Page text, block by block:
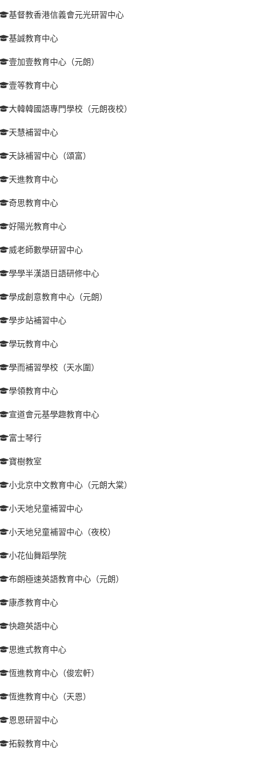
基督教香港信義會元光研習中心
基誠教育中心
壹加壹教育中心（元朗）
壹等教育中心
大韓韓國語專門學校（元朗夜校）
天慧補習中心
天詠補習中心（頌富）
天進教育中心
奇思教育中心
好陽光教育中心
威老師數學研習中心
學學半漢語日語研修中心
學成創意教育中心（元朗）
學步站補習中心
學玩教育中心
學而補習學校（天水圍）
學領教育中心
宣道會元基學趣教育中心
富士琴行
寶樹教室
小北京中文教育中心（元朗大棠）
小天地兒童補習中心
小天地兒童補習中心（夜校）
小花仙舞蹈學院
布朗極速英語教育中心（元朗）
康彥教育中心
快趣英語中心
思進式教育中心
恆進教育中心（俊宏軒）
恆進教育中心（天恩）
恩恩研習中心
拓毅教育中心